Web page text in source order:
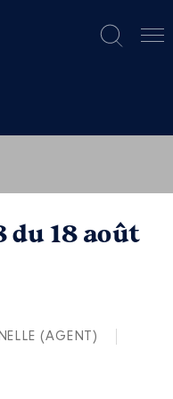
du 18 août
(AGENT)